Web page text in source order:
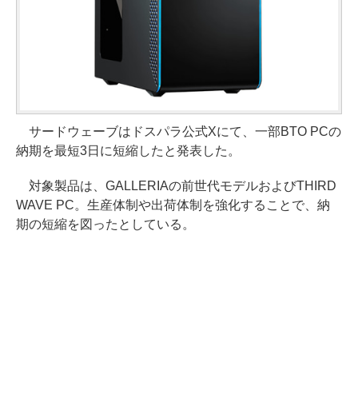
サードウェーブはドスパラ公式Xにて、一部BTO PCの
納期を最短3日に短縮したと発表した。
対象製品は、GALLERIAの前世代モデルおよびTHIRD
WAVE PC。生産体制や出荷体制を強化することで、納
期の短縮を図ったとしている。